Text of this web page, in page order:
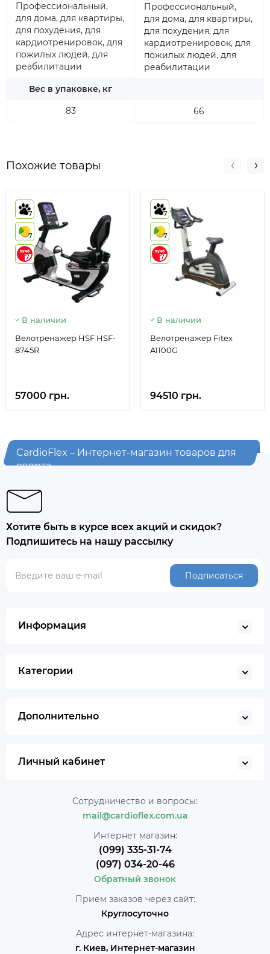
Профессиональный,
для дома, для квартиры,
для похудения, для
кардиотренировок, для
пожилых людей, для
реабилитации
Вес в упаковке, кг
83
Профессиональный,
для дома, для квартиры,
для похудения, для
кардиотренировок, для
пожилых людей, для
реабилитации
66
Похожие товары
7
7
7
В наличии
Велотренажер HSF HSF-
8745R
57000 грн.
7
7
7
В наличии
Велотренажер Fitex
A1100G
94510 грн.
CardioFlex – Интернет-магазин товаров для
спорта
Хотите быть в курсе всех акций и скидок?
Подпишитесь на нашу рассылку
Подписаться
Информация
Категории
Дополнительно
Личный кабинет
Сотрудничество и вопросы:
mail@cardioflex.com.ua
Интернет магазин:
(099) 335-31-74
(097) 034-20-46
Обратный звонок
Прием заказов через сайт:
Круглосуточно
Адрес интернет-магазина:
г. Киев, Интернет-магазин